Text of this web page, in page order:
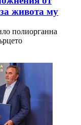
живота му
полиорганна